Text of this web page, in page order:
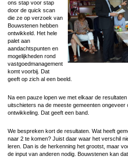
ons stap voor stap
door de quick scan
die ze op verzoek van
Bouwstenen hebben
ontwikkeld. Het hele
palet aan
aandachtspunten en
mogelijkheden rond
vastgoedmanagement
komt voorbij. Dat
geeft op zich al een beeld.
Na een pauze lopen we met elkaar de
uitschieters na de meeste gemeenten ongeveer
ontwikkeling. Dat geeft een band.
We bespreken kort de resultaten. Wat heeft
naar 2 te komen? Juist daar waar het verschil
leren. Dan is de herkenning het grootst, maar
de input van anderen nodig. Bouwstenen kan